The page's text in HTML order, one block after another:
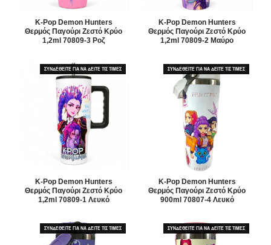
K-Pop Demon Hunters
Θερμός Παγούρι Ζεστό Κρύο
1,2ml 70809-3 Ροζ
K-Pop Demon Hunters
Θερμός Παγούρι Ζεστό Κρύο
1,2ml 70809-2 Μαύρο
ΣΥΝΔΕΘΕΙΤΕ ΓΙΑ ΝΑ ΔΕΙΤΕ ΤΙΣ ΤΙΜΕΣ
K-Pop Demon Hunters
Θερμός Παγούρι Ζεστό Κρύο
1,2ml 70809-1 Λευκό
ΣΥΝΔΕΘΕΙΤΕ ΓΙΑ ΝΑ ΔΕΙΤΕ ΤΙΣ ΤΙΜΕΣ
K-Pop Demon Hunters
Θερμός Παγούρι Ζεστό Κρύο
900ml 70807-4 Λευκό
ΣΥΝΔΕΘΕΙΤΕ ΓΙΑ ΝΑ ΔΕΙΤΕ ΤΙΣ ΤΙΜΕΣ ΣΥΝΔΕΘΕΙΤΕ ΓΙΑ ΝΑ ΔΕΙΤΕ ΤΙΣ ΤΙΜΕΣ